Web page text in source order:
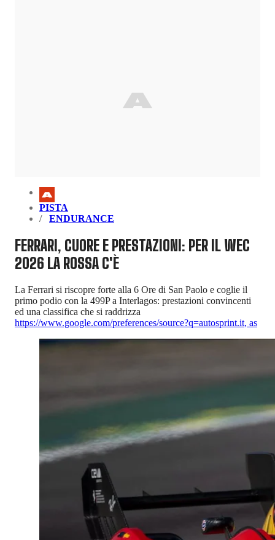
PISTA
ENDURANCE
FERRARI, CUORE E PRESTAZIONI: PER IL WEC
2026 LA ROSSA C'È
La Ferrari si riscopre forte alla 6 Ore di San Paolo e coglie il
primo podio con la 499P a Interlagos: prestazioni convincenti
ed una classifica che si raddrizza
https://www.google.com/preferences/source?q=autosprint.it, as